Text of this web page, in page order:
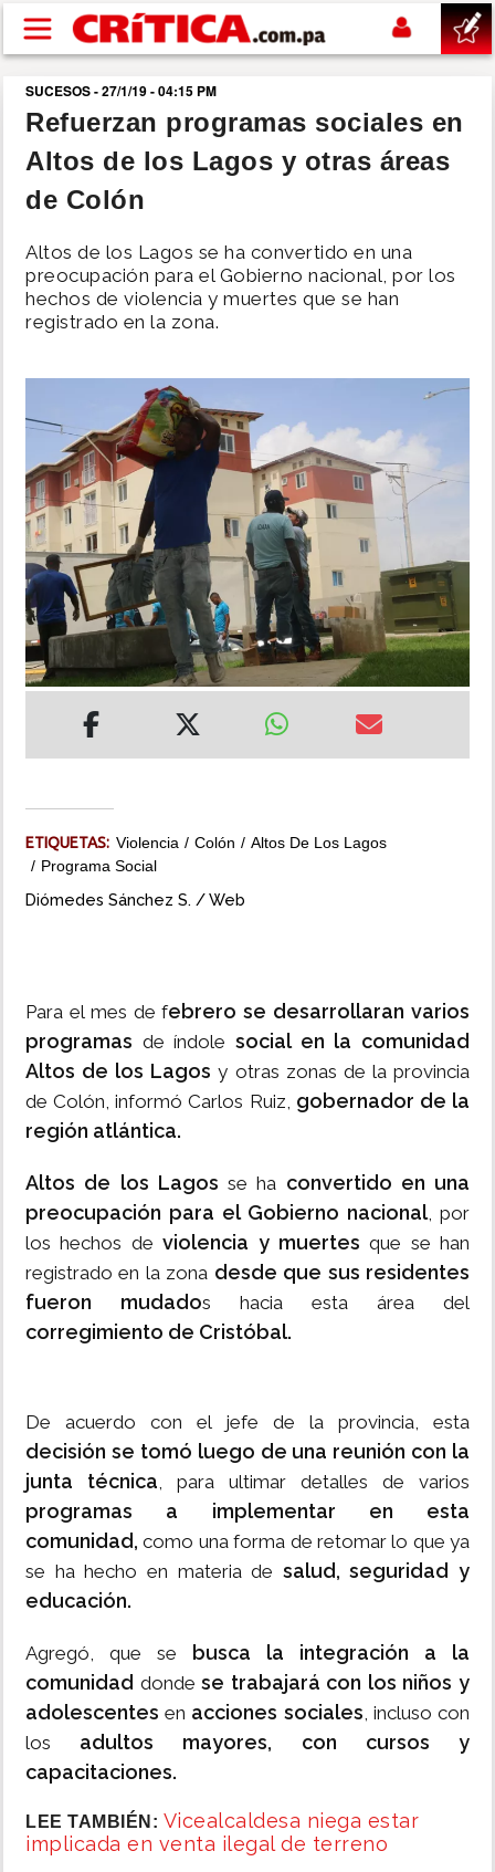
Pasar al contenido principal
buscar
SUCESOS
POLÍTICA
MUNDO
INSÓLITAS
MULTIMEDIA
IMPRESO
SUCESOS - 27/1/19 - 04:15 PM
Refuerzan programas sociales en
Altos de los Lagos y otras áreas
de Colón
Altos de los Lagos se ha convertido en una
preocupación para el Gobierno nacional, por los
hechos de violencia y muertes que se han
registrado en la zona.
ETIQUETAS: Violencia Colón
Altos De Los Lagos
Programa Social
Diómedes Sánchez S. / Web
Para el mes de febrero se desarrollaran varios
programas de índole social en la comunidad
Altos de los Lagosy otras zonas de la provincia
de Colón, informó Carlos Ruiz, gobernador de la
región atlántica.
Altos de los Lagos se ha convertido en una
preocupación para el Gobierno nacional, por
los hechos deviolencia y muertesque se han
registrado en la zona desde que sus residentes
fueron mudados hacia esta área del
corregimiento de Cristóbal.
De acuerdo con el jefe de la provincia, esta
decisión se tomó luego de una reunión con la
junta técnica, para ultimar detalles de varios
programas a implementar en esta
comunidad, como una forma de retomar lo que ya
se ha hecho en materia de salud, seguridad y
educación.
Agregó, que se
busca la integración a la
comunidad donde se trabajará con los niños y
adolescentesen acciones sociales, incluso con
los adultos mayores, con cursos y
capacitaciones.
LEE TAMBIÉN: Vicealcaldesa niega estar
implicada en venta ilegal de terreno